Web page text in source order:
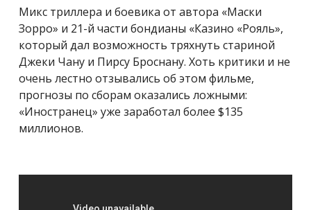
Микс триллера и боевика от автора «Маски
Зорро» и 21-й части бондианы «Казино «Рояль»,
который дал возможность тряхнуть стариной
Джеки Чану и Пирсу Броснану. Хоть критики и не
очень лестно отзывались об этом фильме,
прогнозы по сборам оказались ложными:
«Иностранец» уже заработал более $135
миллионов.